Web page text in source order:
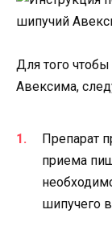
Для того
Авексима,
Препарат
приема
шипучего